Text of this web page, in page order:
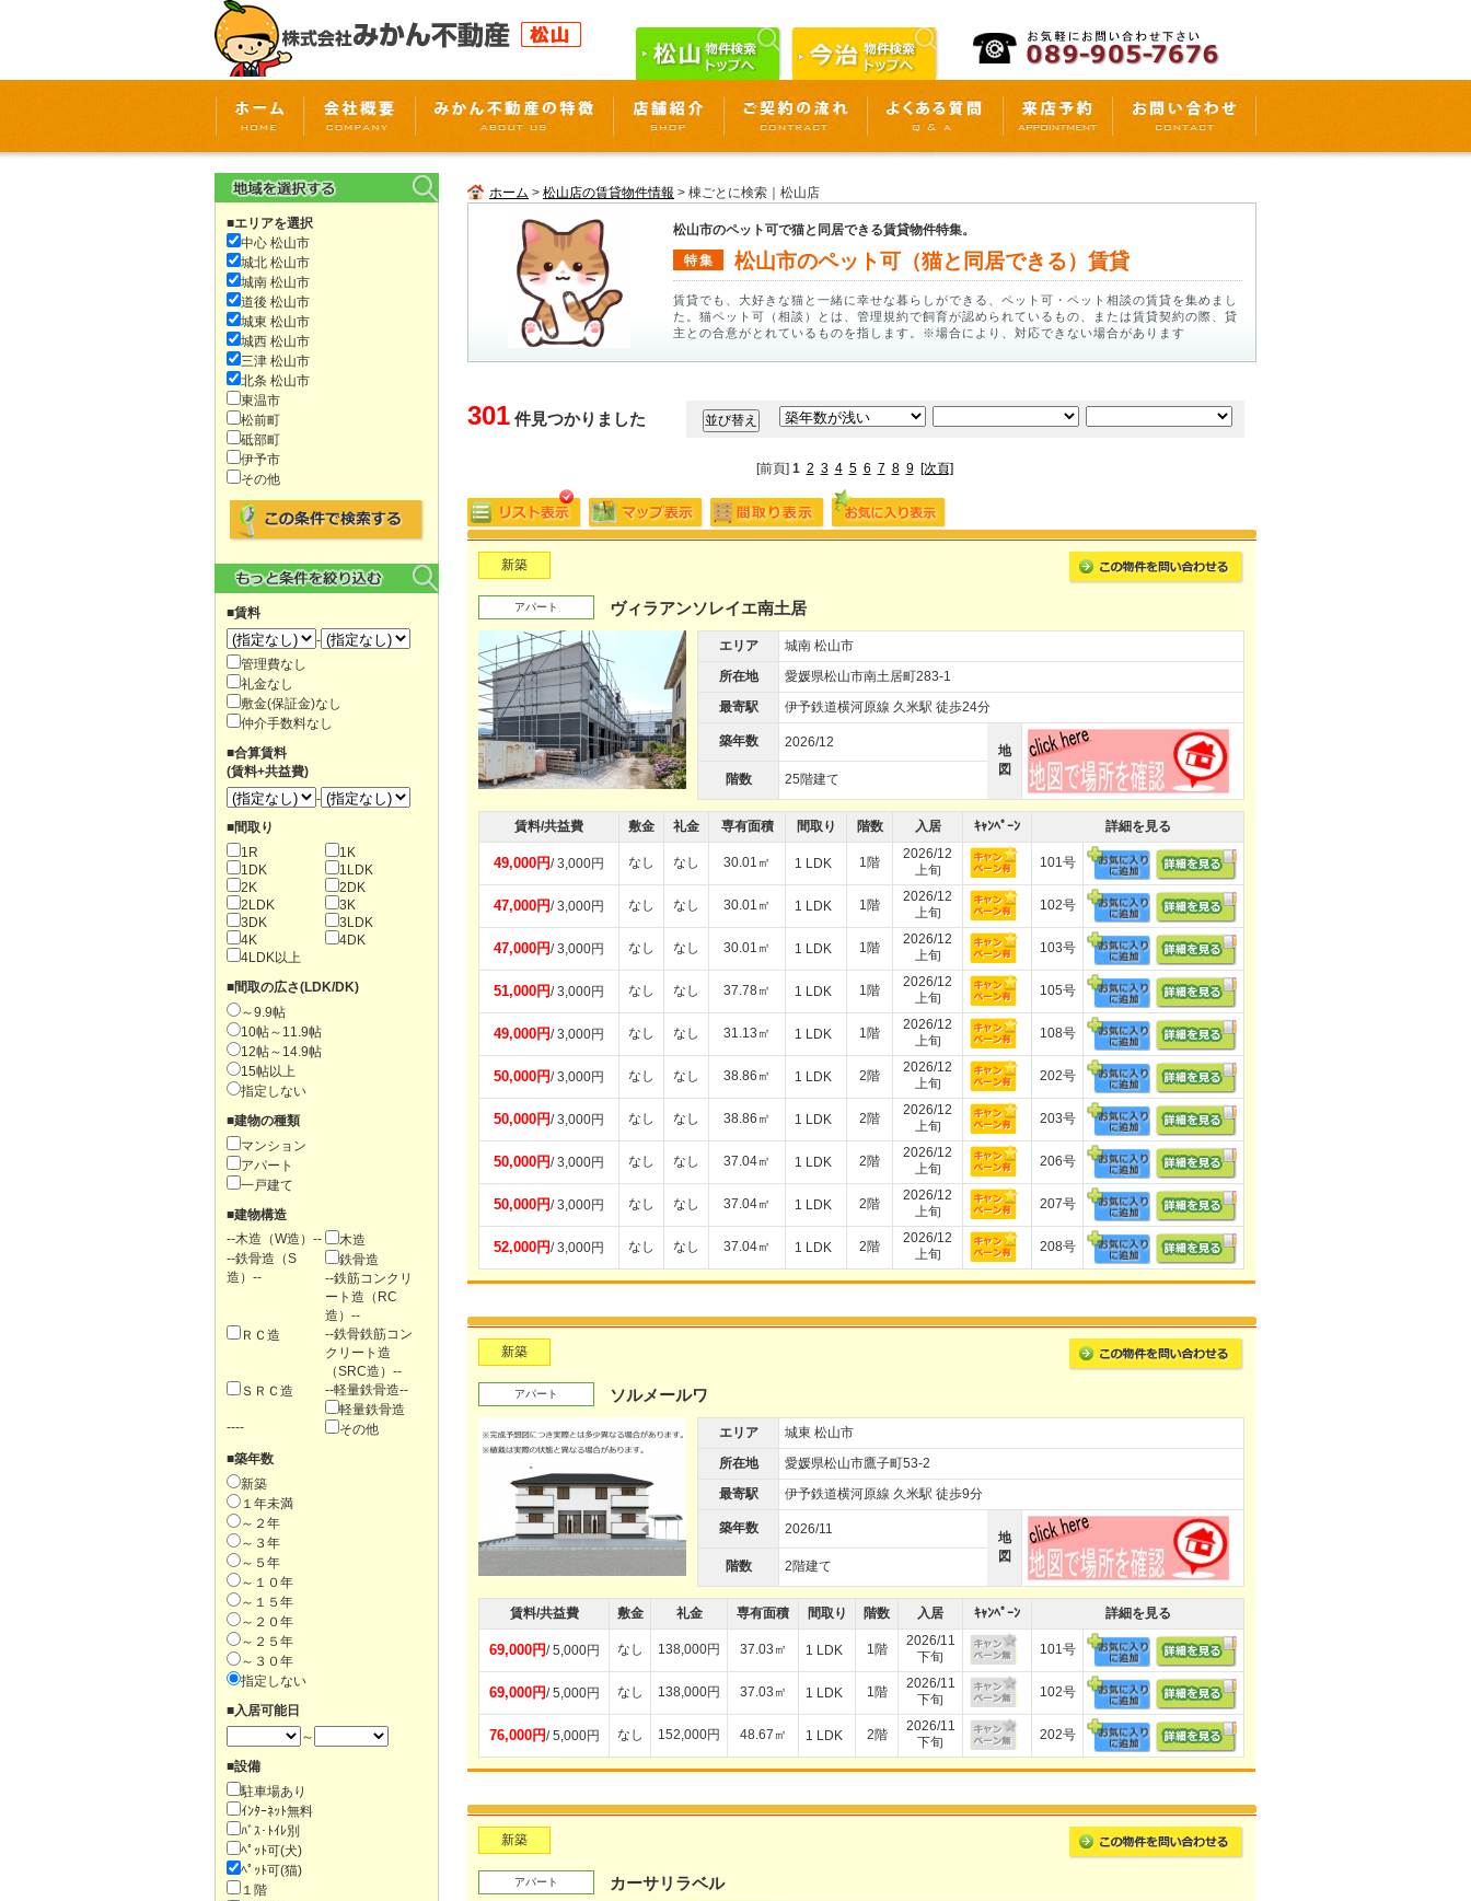
■エリアを選択
中心 松山市
城北 松山市
城南 松山市
道後 松山市
城東 松山市
城西 松山市
三津 松山市
北条 松山市
東温市
松前町
砥部町
伊予市
その他
■賃料
-
管理費なし
礼金なし
敷金(保証金)なし
仲介手数料なし
■合算賃料
(賃料+共益費)
-
■間取り
1R
1K
1DK
1LDK
2K
2DK
2LDK
3K
3DK
3LDK
4K
4DK
4LDK以上
■間取の広さ(LDK/DK)
～9.9帖
10帖～11.9帖
12帖～14.9帖
15帖以上
指定しない
■建物の種類
マンション
アパート
一戸建て
■建物構造
--木造（W造）--
木造
--鉄骨造（S
造）--
鉄骨造
--鉄筋コンクリ
ート造（RC
造）--
ＲＣ造
--鉄骨鉄筋コン
クリート造
（SRC造）--
ＳＲＣ造
--軽量鉄骨造--
軽量鉄骨造
----
その他
■築年数
新築
１年未満
～２年
～３年
～５年
～１０年
～１５年
～２０年
～２５年
～３０年
指定しない
■入居可能日
～
■設備
駐車場あり
ｲﾝﾀｰﾈｯﾄ無料
ﾊﾞｽ･ﾄｲﾚ別
ﾍﾟｯﾄ可(犬)
ﾍﾟｯﾄ可(猫)
１階
ホーム > 松山店の賃貸物件情報 > 棟ごとに検索｜松山店
松山市のペット可で猫と同居できる賃貸物件特集。
特集 松山市のペット可（猫と同居できる）賃貸
賃貸でも、大好きな猫と一緒に幸せな暮らしができる、ペット可・ペット相談の賃貸を集めまし
た。猫ペット可（相談）とは、管理規約で飼育が認められているもの、または賃貸契約の際、貸
主との合意がとれているものを指します。※場合により、対応できない場合があります
301 件見つかりました
[前頁] 1 2 3 4 5 6 7 8 9 [次頁]
新築
アパート ヴィラアンソレイエ南土居
エリア
城南 松山市
所在地
愛媛県松山市南土居町283-1
最寄駅
伊予鉄道横河原線 久米駅 徒歩24分
築年数 2026/12
地
図
階数 25階建て
賃料/共益費 敷金 礼金 専有面積 間取り 階数 入居 ｷｬﾝﾍﾟｰﾝ 詳細を見る
49,000円/ 3,000円 なし なし 30.01㎡ 1 LDK 1階
2026/12
上旬
101号
47,000円/ 3,000円 なし なし 30.01㎡ 1 LDK 1階
2026/12
上旬
102号
47,000円/ 3,000円 なし なし 30.01㎡ 1 LDK 1階
2026/12
上旬
103号
51,000円/ 3,000円 なし なし 37.78㎡ 1 LDK 1階
2026/12
上旬
105号
49,000円/ 3,000円 なし なし 31.13㎡ 1 LDK 1階
2026/12
上旬
108号
50,000円/ 3,000円 なし なし 38.86㎡ 1 LDK 2階
2026/12
上旬
202号
50,000円/ 3,000円 なし なし 38.86㎡ 1 LDK 2階
2026/12
上旬
203号
50,000円/ 3,000円 なし なし 37.04㎡ 1 LDK 2階
2026/12
上旬
206号
50,000円/ 3,000円 なし なし 37.04㎡ 1 LDK 2階
2026/12
上旬
207号
52,000円/ 3,000円 なし なし 37.04㎡ 1 LDK 2階
2026/12
上旬
208号
新築
アパート ソルメールワ
エリア
城東 松山市
所在地
愛媛県松山市鷹子町53-2
最寄駅
伊予鉄道横河原線 久米駅 徒歩9分
築年数 2026/11
地
図
階数 2階建て
賃料/共益費 敷金 礼金 専有面積 間取り 階数 入居 ｷｬﾝﾍﾟｰﾝ 詳細を見る
69,000円/ 5,000円 なし 138,000円 37.03㎡ 1 LDK 1階
2026/11
下旬
101号
69,000円/ 5,000円 なし 138,000円 37.03㎡ 1 LDK 1階
2026/11
下旬
102号
76,000円/ 5,000円 なし 152,000円 48.67㎡ 1 LDK 2階
2026/11
下旬
202号
新築
アパート カーサリラベル